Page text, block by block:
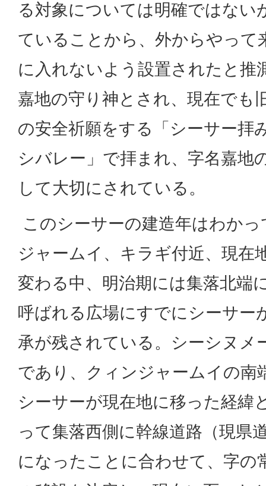
る対象については明確ではない
ていることから、外からやって
に入れないよう設置されたと推
嘉地の守り神とされ、現在でも
の安全祈願をする「シーサー拝
シバレー」で拝まれ、字名嘉地
して大切にされている。
このシーサーの建造年はわか
ジャームイ、キラギ付近、現在
変わる中、明治期には集落北端
呼ばれる広場にすでにシーサー
承が残されている。シーシヌメ
であり、クィンジャームイの南
シーサーが現在地に移った経緯
って集落西側に幹線道路（現県
になったことに合わせて、字の